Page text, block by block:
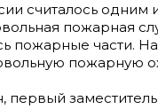
считалось одним
пожарная
пожарные части.
пожарную
первый